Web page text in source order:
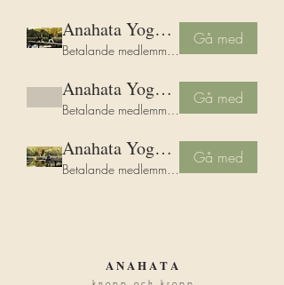
Anahata Yoga för minskad stress och ökad balans
Betalande medlemmar· 6 medlemmar
Gå med
Anahata Yoga - Medveten Närvaro
Betalande medlemmar· 1 medlem
Gå med
Anahata Yoga - Medveten Närvaro
Betalande medlemmar· 1 medlem
Gå med
A N A H A T A